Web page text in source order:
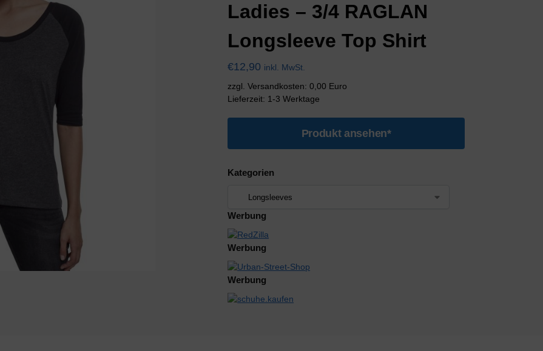
Ladies – 3/4 RAGLAN
Longsleeve Top Shirt
€12,90 inkl. MwSt.
zzgl. Versandkosten: 0,00 Euro
Lieferzeit: 1-3 Werktage
Produkt ansehen*
Kategorien
Werbung
Werbung
Werbung